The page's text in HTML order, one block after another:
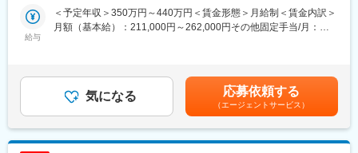
用して自分のキャリアを自由に選択できる環境が整っています。
・泉中央駅送迎バスや住宅手当など地方移住を支える福利厚生が
充実
■職務内容：
・電子部品の代替検討とデータシート比較
給与
＜予定年収＞350万円～440万円＜賃金形態＞月給制＜賃金内訳＞
月額（基本給）：211,000円～262,000円その他固定手当/月：
20.17％（前年度実績）■賞与：あり※年2回、合計2.50ヶ月分（前
年度実績）賃金はあくまでも目安の金額であり、選考を通じて上
下する可能性があります。月給(月額)は固定手当を含めた表記で
す。
気になる 応募依頼する
（エージェントサービス）